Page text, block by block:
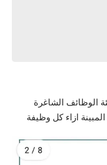
الوظائف الشاغرة
ازاء كل وظيفة